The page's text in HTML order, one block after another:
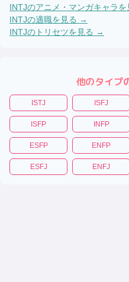
INTJのアニメ・マンガキャラ
INTJの適職を見る →
INTJのトリセツを見る →
他のタイプ
ISTJ ISFJ
ISFP INFP
ESFP ENFP
ESFJ ENFJ